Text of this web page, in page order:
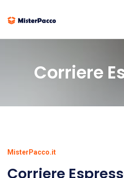
Corriere
MisterPacco.it
Corriere